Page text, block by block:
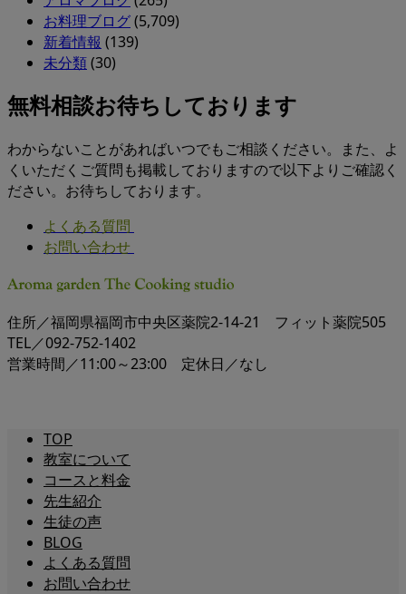
お料理ブログ(5,709)
新着情報 (139)
未分類(30)
無料相談お待ちしております
わからないことがあればいつでもご相談ください。また、よ
くいただくご質問も掲載しておりますので以下よりご確認く
ださい。お待ちしております。
よくある質問
お問い合わせ
住所／福岡県福岡市中央区薬院2-14-21 フィット薬院505
TEL／092-752-1402
営業時間／11:00～23:00 定休日／なし
TOP
教室について
コースと料金
先生紹介
生徒の声
BLOG
よくある質問
お問い合わせ